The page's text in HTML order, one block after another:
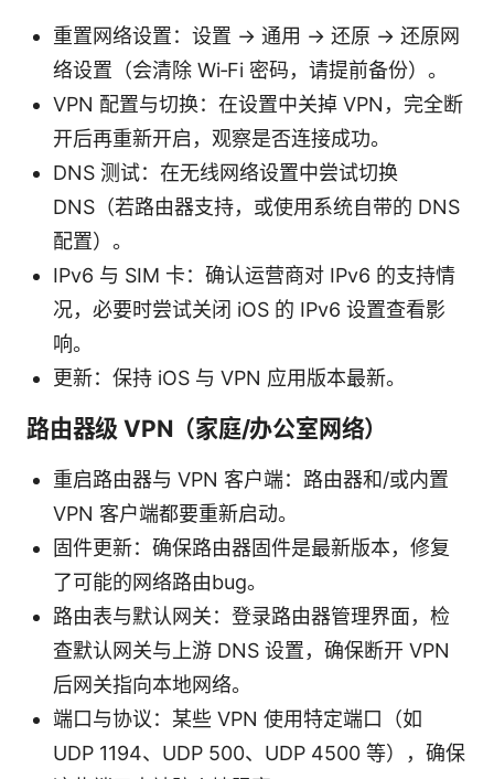
重置网络设置：设置 → 通用 → 还原 → 还原网
络设置（会清除 Wi‑Fi 密码，请提前备份）。
VPN 配置与切换：在设置中关掉 VPN，完全断
开后再重新开启，观察是否连接成功。
DNS 测试：在无线网络设置中尝试切换
DNS（若路由器支持，或使用系统自带的 DNS
配置）。
IPv6 与 SIM 卡：确认运营商对 IPv6 的支持情
况，必要时尝试关闭 iOS 的 IPv6 设置查看影
响。
更新：保持 iOS 与 VPN 应用版本最新。
路由器级 VPN（家庭/办公室网络）
重启路由器与 VPN 客户端：路由器和/或内置
VPN 客户端都要重新启动。
固件更新：确保路由器固件是最新版本，修复
了可能的网络路由bug。
路由表与默认网关：登录路由器管理界面，检
查默认网关与上游 DNS 设置，确保断开 VPN
后网关指向本地网络。
端口与协议：某些 VPN 使用特定端口（如
UDP 1194、UDP 500、UDP 4500 等），确保